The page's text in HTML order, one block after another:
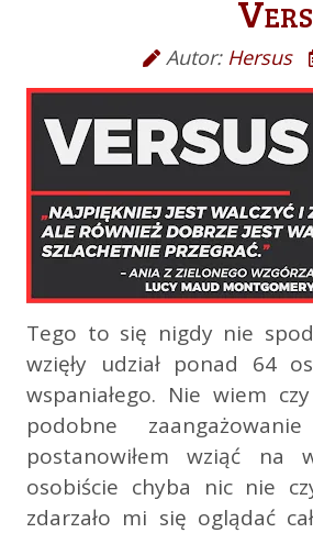
Autor: Hersus
Tego to się nigdy nie
wzięły udział ponad 64
wspaniałego. Nie wiem
podobne
postanowiłem wziąć na
osobiście chyba nic nie
zdarzało mi się oglądać